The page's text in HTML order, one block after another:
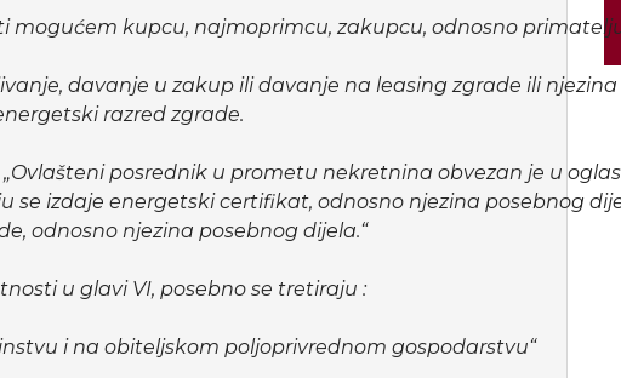
mogućem kupcu, najmoprimcu, zakupcu, odnosno
davanje u zakup ili davanje na leasing zgrade ili
razred zgrade.
posrednik u prometu nekretnina obvezan je u
se izdaje energetski certifikat, odnosno njezina posebnog
odnosno njezina posebnog dijela.“
u glavi VI, posebno se tretiraju :
i na obiteljskom poljoprivrednom gospodarstvu“